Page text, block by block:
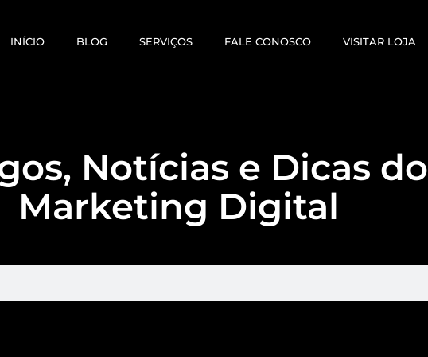
INÍCIO BLOG SERVIÇOS FALE CONOSCO VISITAR LOJA
Notícias e Dicas do
Marketing Digital